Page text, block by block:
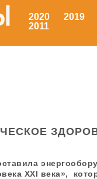
2020
2019
2011
XXI века»,